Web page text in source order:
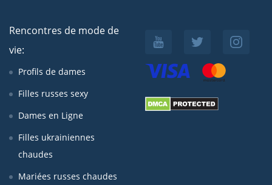
Rencontres de mode de
vie:
Profils de dames
Filles russes sexy
Dames en Ligne
Filles ukrainiennes
chaudes
Mariées russes chaudes